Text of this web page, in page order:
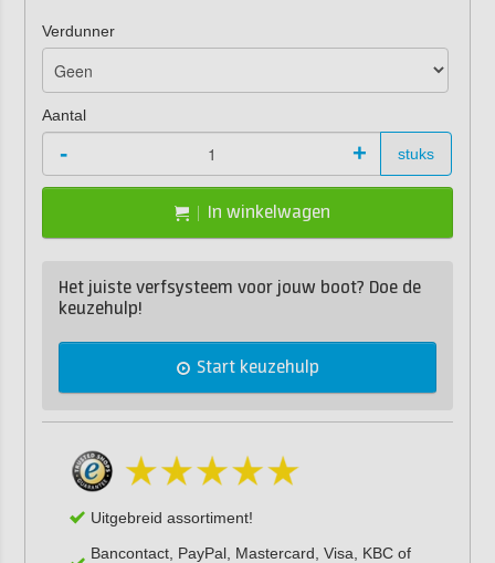
Verdunner
Aantal
- + stuks
In winkelwagen
Het juiste verfsysteem voor jouw boot? Doe de
keuzehulp!
Start keuzehulp
Uitgebreid assortiment!
Bancontact, PayPal, Mastercard, Visa, KBC of